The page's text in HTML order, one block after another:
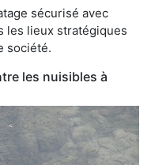
sécurisé avec
les lieux stratégiques
société.
les nuisibles à